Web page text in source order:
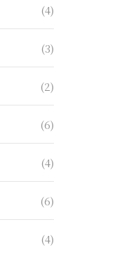
(4)
(3)
(2)
(6)
(4)
(6)
(4)